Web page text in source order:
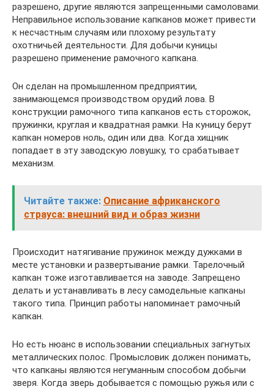
разрешено, другие являются запрещенными самоловами.
Неправильное использование капканов может привести
к несчастным случаям или плохому результату
охотничьей деятельности. Для добычи куницы
разрешено применение рамочного капкана.
Он сделан на промышленном предприятии,
занимающемся производством орудий лова. В
конструкции рамочного типа капканов есть сторожок,
пружинки, круглая и квадратная рамки. На куницу берут
капкан номеров ноль, один или два. Когда хищник
попадает в эту заводскую ловушку, то срабатывает
механизм.
Читайте также: Описание африканского
страуса: внешний вид и образ жизни
Происходит натягивание пружинок между дужками в
месте установки и развертывание рамки. Тарелочный
капкан тоже изготавливается на заводе. Запрещено
делать и устанавливать в лесу самодельные капканы
такого типа. Принцип работы напоминает рамочный
капкан.
Но есть нюанс в использовании специальных загнутых
металлических полос. Промысловик должен понимать,
что капканы являются негуманным способом добычи
зверя. Когда зверь добывается с помощью ружья или с